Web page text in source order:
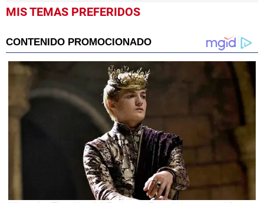
MIS TEMAS PREFERIDOS